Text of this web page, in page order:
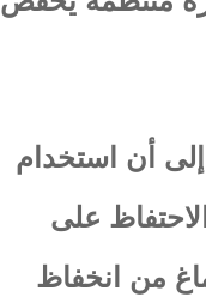
إلى أن استخدام
على
من انخفاظ